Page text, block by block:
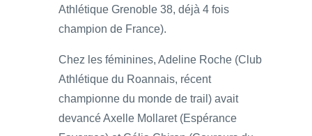
Athlétique Grenoble 38, déjà 4 fois
champion de France).
Chez les féminines, Adeline Roche (Club
Athlétique du Roannais, récent
championne du monde de trail) avait
devancé Axelle Mollaret (Espérance